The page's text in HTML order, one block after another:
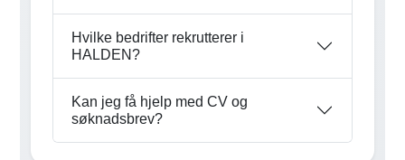
Hvilke bedrifter rekrutterer i
HALDEN?
Kan jeg få hjelp med CV og
søknadsbrev?